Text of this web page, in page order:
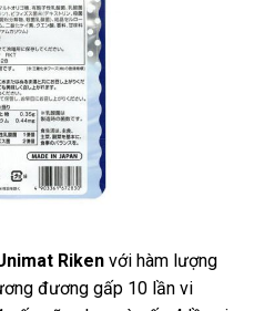
Riken với hàm lượng
đương gấp 10 lần vi